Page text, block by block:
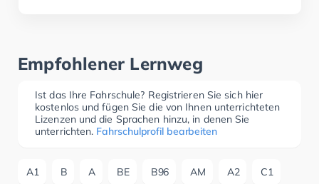
Empfohlener Lernweg
Ist das Ihre Fahrschule? Registrieren Sie sich hier
kostenlos und fügen Sie die von Ihnen unterrichteten
Lizenzen und die Sprachen hinzu, in denen Sie
unterrichten. Fahrschulprofil bearbeiten
A1 B A BE B96 AM A2 C1